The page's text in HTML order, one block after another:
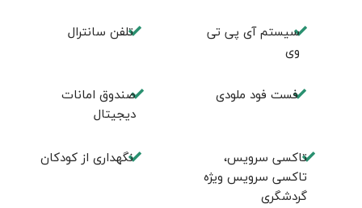
سیستم آی پی تی
وی
تلفن سانترال
فست فود ملودی
صندوق امانات
دیجیتال
تاکسی سرویس،
تاکسی سرویس ویژه
گردشگری
نگهداری از کودکان